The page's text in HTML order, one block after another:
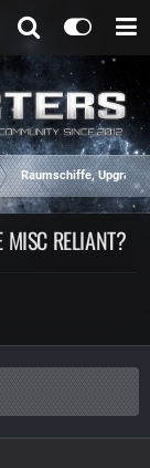
Raumschiffe,
RELIANT?